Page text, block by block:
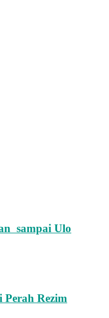
sampai Ulo
Rezim